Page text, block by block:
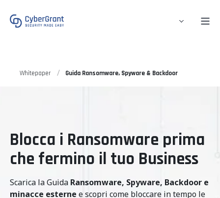
Whitepaper Guida Ransomware, Spyware & Backdoor
Blocca i Ransomware prima
che fermino il tuo Business
Scarica la Guida Ransomware, Spyware, Backdoor e
minacce esterne e scopri come bloccare in tempo le